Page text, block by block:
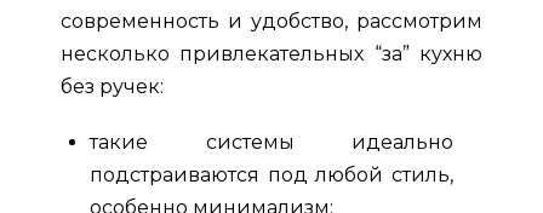
современность и удобство, рассмотрим
несколько привлекательных “за” кухню
без ручек:
такие системы идеально
подстраиваются под любой стиль,
особенно минимализм;